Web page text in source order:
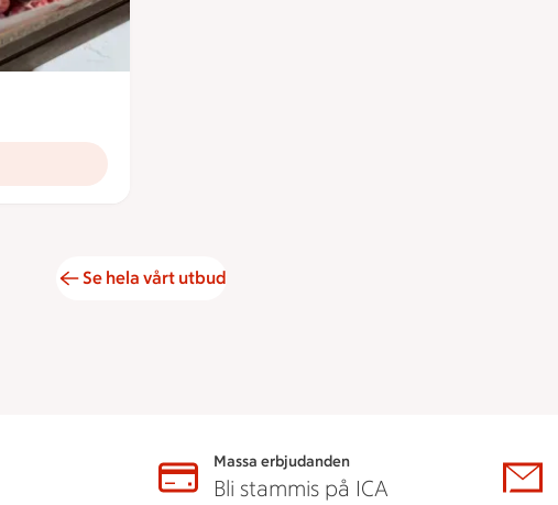
Se hela vårt utbud
Massa erbjudanden
Bli stammis på ICA